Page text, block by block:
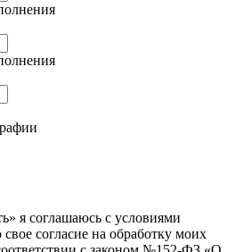
я соглашаюсь с условиями
согласие на обработку моих